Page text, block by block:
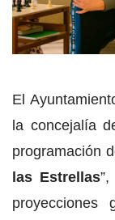
El
la concejalía
programación
las Estrellas